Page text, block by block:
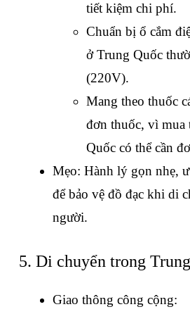
tiết kiệm chi phí.
Chuẩn bị ổ cắm
ở Trung Quốc
(220V).
Mang theo thuốc
đơn thuốc, vì mua
Quốc có thể cần
Mẹo: Hành lý gọn nhẹ,
để bảo vệ đồ đạc khi di
người.
5. Di chuyển trong
Giao thông công cộng: